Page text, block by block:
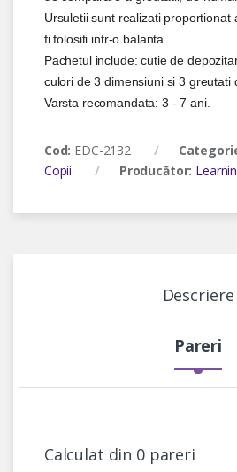
Ursuletii sunt realizati proportionat
fi folositi intr-o balanta.
Pachetul include: cutie de
culori de 3 dimensiuni si 3 greutati
Varsta recomandata: 3 - 7 ani.
Cod: EDC-2132
Copii
Producător:
Descriere
Pareri
Calculat din 0 pareri